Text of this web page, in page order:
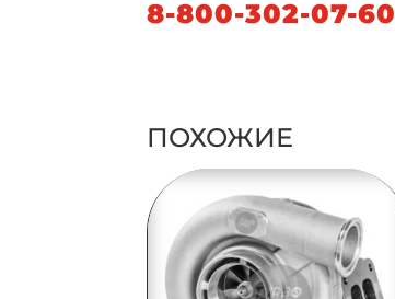
8-800-302-07-60
ПОХОЖИЕ